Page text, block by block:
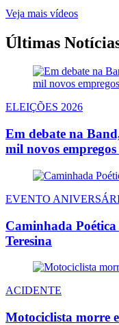
Veja mais vídeos
Últimas
ELEIÇÕES 2026
Em debate na
mil novos
EVENTO
Caminhada
Teresina
ACIDENTE
Motociclista morre